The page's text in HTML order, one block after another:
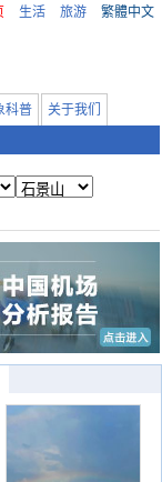
生活 旅游 繁體中文
科普
关于我们